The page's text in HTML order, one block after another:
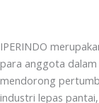
IPERINDO
para anggota
mendorong
industri lepas